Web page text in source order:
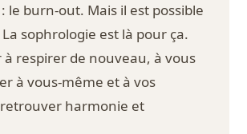
le burn-out. Mais il est possible
La sophrologie est là pour ça.
à respirer de nouveau, à vous
à vous-même et à vos
harmonie et